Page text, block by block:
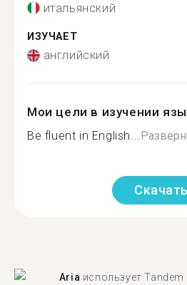
итальянский
ИЗУЧАЕТ
английский
Мои цели в изучении
Be fluent in English...
Aria использует